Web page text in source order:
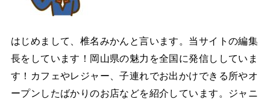
はじめまして、椎名みかんと言います。当サイトの編集
長をしています！岡山県の魅力を全国に発信ししていま
す！カフェやレジャー、子連れでお出かけできる所やオ
ープンしたばかりのお店などを紹介しています。ジャニ